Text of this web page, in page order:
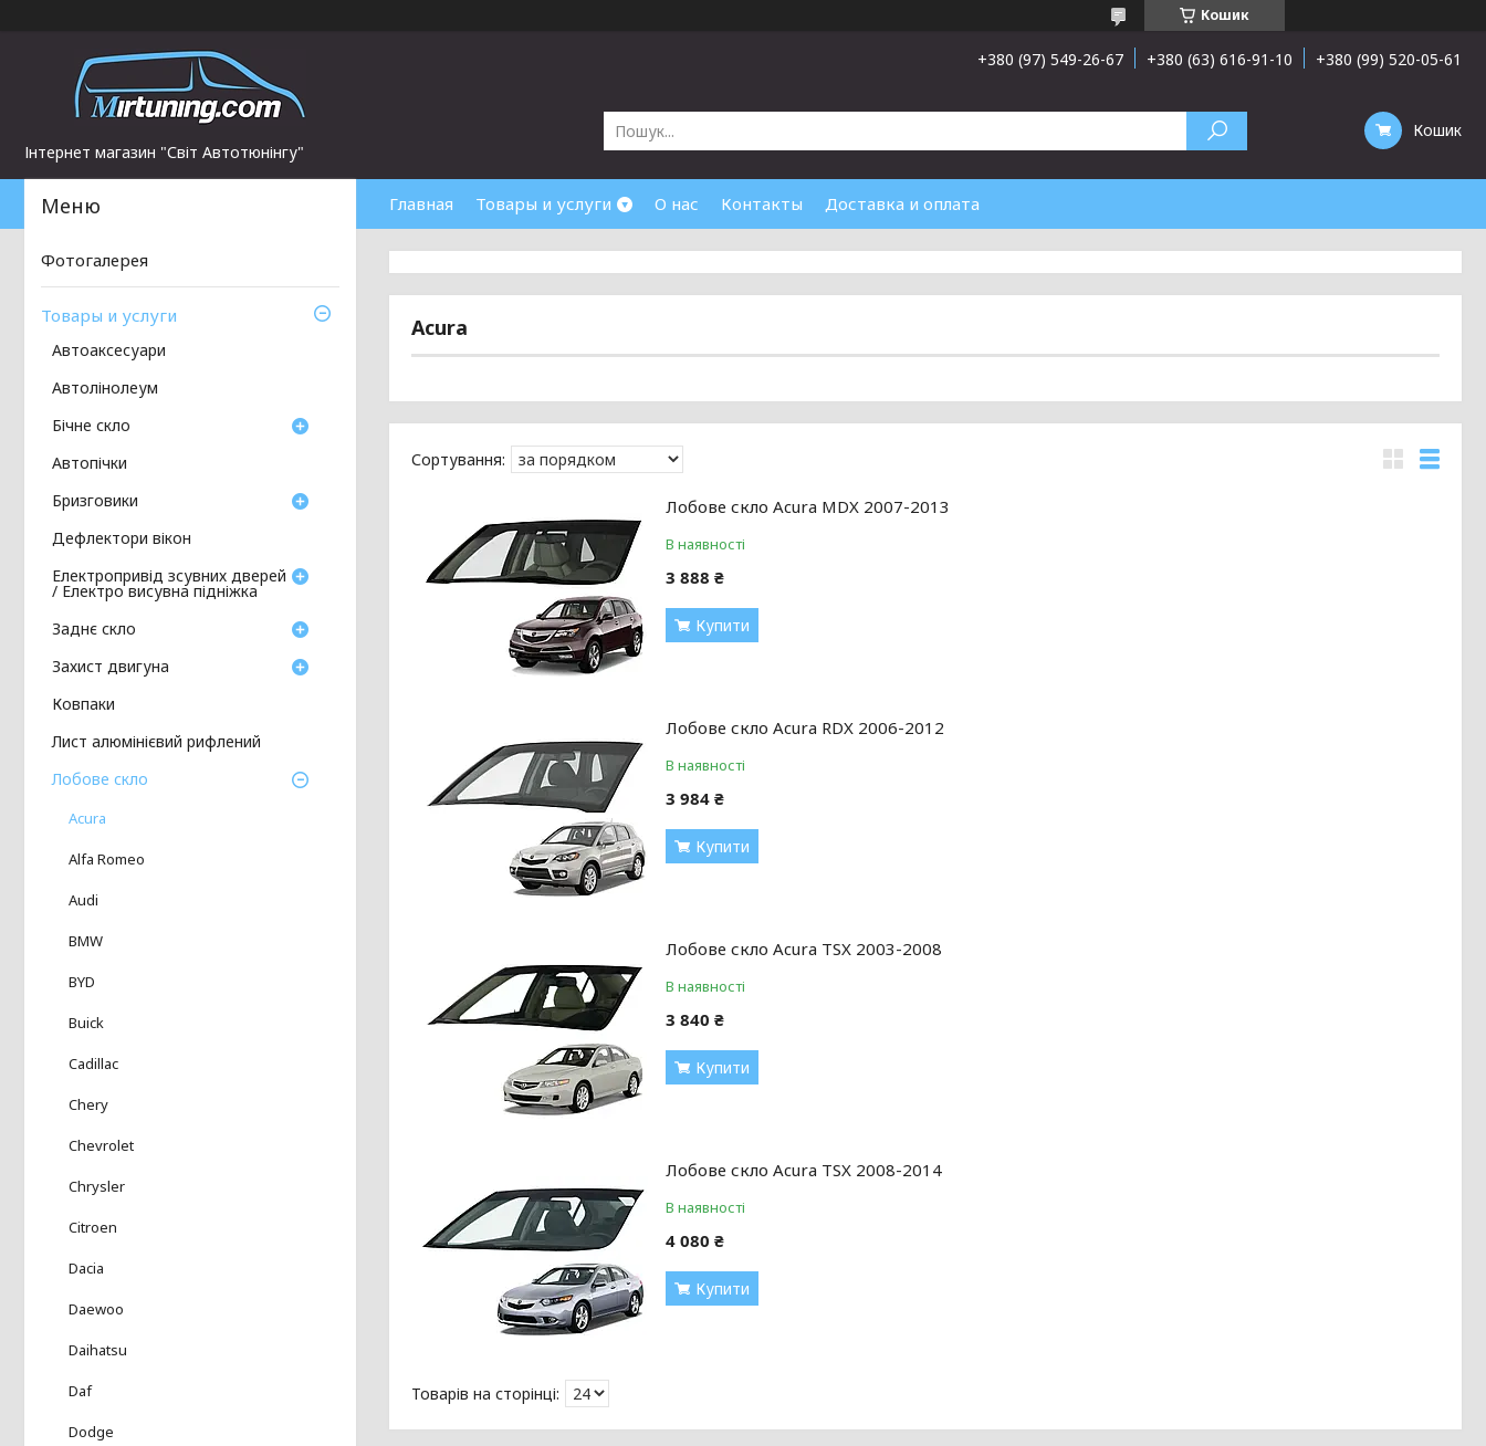
Кошик
Інтернет магазин "Світ Автотюнінгу"
+380 (97) 549-26-67 +380 (63) 616-91-10 +380 (99) 520-05-61
Кошик
Главная Товары и услуги О нас Контакты Доставка и оплата
Acura
Лобове скло Acura MDX 2007-2013
В наявності
3 888 ₴
Купити
Лобове скло Acura RDX 2006-2012
В наявності
3 984 ₴
Купити
Лобове скло Acura TSX 2003-2008
В наявності
3 840 ₴
Купити
Лобове скло Acura TSX 2008-2014
В наявності
4 080 ₴
Купити
Фотогалерея
Товары и услуги
Автоаксесуари
Автолінолеум
Бічне скло
Автопічки
Бризговики
Дефлектори вікон
Електропривід зсувних дверей
/ Електро висувна підніжка
Заднє скло
Захист двигуна
Ковпаки
Лист алюмінієвий рифлений
Лобове скло
Acura
Alfa Romeo
Audi
BMW
BYD
Buick
Cadillac
Chery
Chevrolet
Chrysler
Citroen
Dacia
Daewoo
Daihatsu
Daf
Dodge